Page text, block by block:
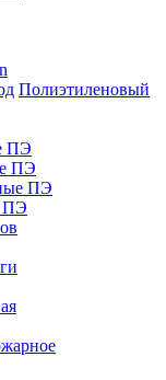
Полиэтиленовый
ПЭ
ПЭ
ПЭ
ПЭ